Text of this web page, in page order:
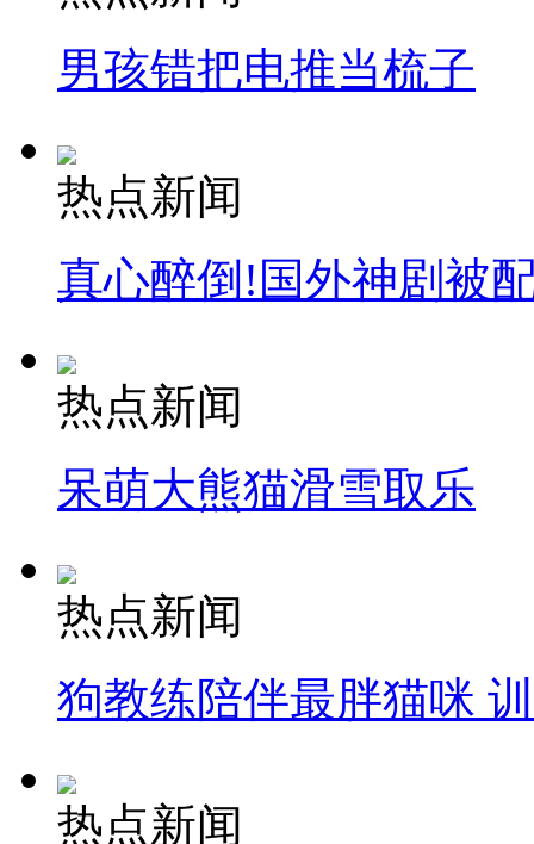
男孩错把电推当梳子
热点新闻
真心醉倒!国外神剧被
热点新闻
呆萌大熊猫滑雪取乐
热点新闻
狗教练陪伴最胖猫咪
热点新闻